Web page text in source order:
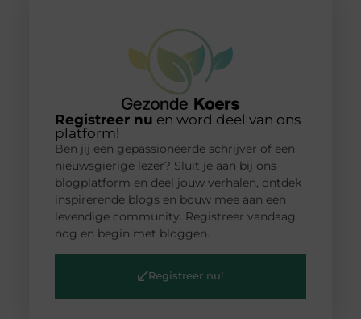
Registreer nu en word deel van ons
platform!
Ben jij een gepassioneerde schrijver of een
nieuwsgierige lezer? Sluit je aan bij ons
blogplatform en deel jouw verhalen, ontdek
inspirerende blogs en bouw mee aan een
levendige community. Registreer vandaag
nog en begin met bloggen.
Registreer nu!